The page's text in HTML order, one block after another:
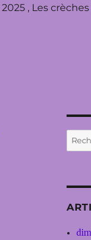
2025 , Les
pour :